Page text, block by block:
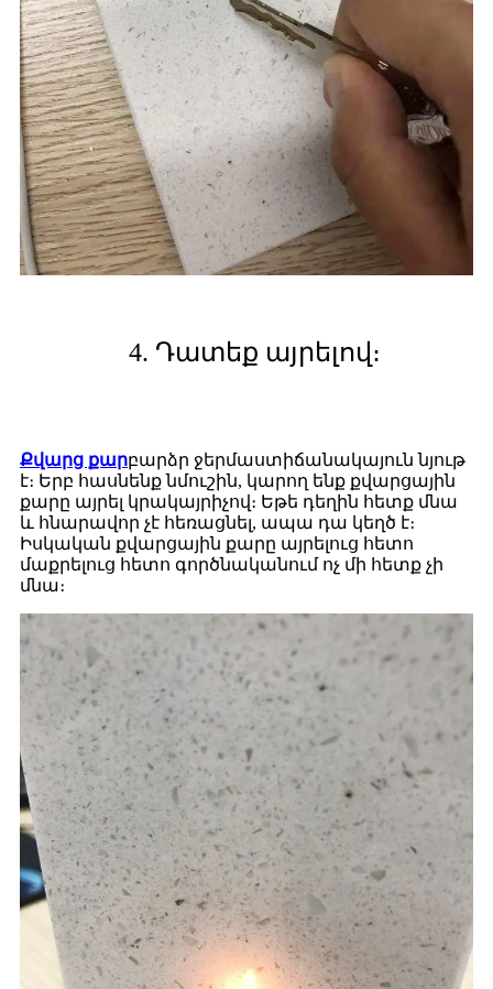
4. Դատեք այրելով։
Քվարց քարբարձր ջերմաստիճանակայուն նյութ
է։ Երբ հասնենք նմուշին, կարող ենք քվարցային
քարը այրել կրակայրիչով։ Եթե դեղին հետք մնա
և հնարավոր չէ հեռացնել, ապա դա կեղծ է։
Իսկական քվարցային քարը այրելուց հետո
մաքրելուց հետո գործնականում ոչ մի հետք չի
մնա։